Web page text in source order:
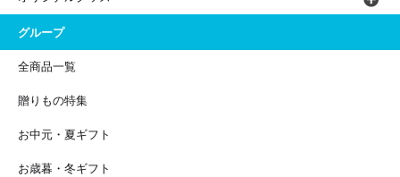
グループ
全商品一覧
贈りもの特集
お中元・夏ギフト
お歳暮・冬ギフト